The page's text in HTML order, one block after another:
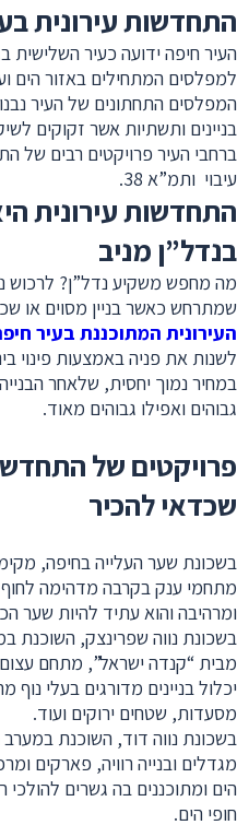
התחדשות עירונית
העיר חיפה ידועה כעיר
למפלסים המתחילים באזור הים
המפלסים התחתונים של העיר
בניינים ותשתיות אשר זקוקים
ברחבי העיר פרויקטים רבים של
עיבוי ותמ”א 38.
התחדשות עירונית
בנדל”ן מניב
מה מחפש משקיע נדל”ן? לרכוש
שמתרחש כאשר בניין מסוים או
העירונית המתוכננת בעיר
במחיר נמוך יחסית, שלאחר
גבוהים ואפילו גבוהים מאוד.
פרויקטים של
שכדאי להכיר
בשכונת שער העלייה בחיפה,
מתחמי ענק בקרבה מדהימה לחוף
ומרהיבה והוא עתיד להיות שער
יכלול בניינים מדורגים בעלי
מסעדות, שטחים ירוקים ועוד.
בשכונת נווה דוד, השוכנת
מגדלים ובנייה רוויה, פארקים
הים ומתוכננים בה גשרים
חופי הים.